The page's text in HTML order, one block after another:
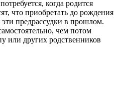
когда родится
что приобретать до рождения
предрассудки в прошлом.
чем потом
или других родственников